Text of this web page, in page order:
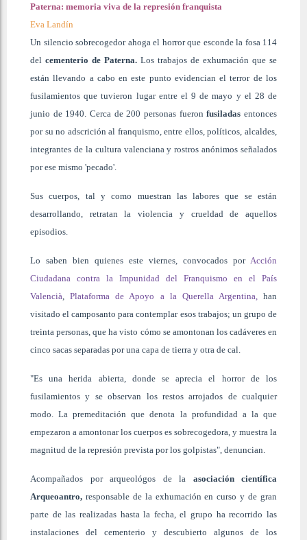
Paterna: memoria viva de la represión franquista
Eva Landín
Un silencio sobrecogedor ahoga el horror que esconde la fosa 114
del cementerio de Paterna. Los trabajos de exhumación que se
están llevando a cabo en este punto evidencian el terror de los
fusilamientos que tuvieron lugar entre el 9 de mayo y el 28 de
junio de 1940. Cerca de 200 personas fueron fusiladas entonces
por su no adscrición al franquismo, entre ellos, políticos, alcaldes,
integrantes de la cultura valenciana y rostros anónimos señalados
por ese mismo 'pecado'.
Sus cuerpos, tal y como muestran las labores que se están
desarrollando, retratan la violencia y crueldad de aquellos
episodios.
Lo saben bien quienes este viernes, convocados porAcción
Ciudadana contra la Impunidad del Franquismo en el País
Valencià ,Plataforma de Apoyo a la Querella Argentina,
han
visitado el camposanto para contemplar esos trabajos; un grupo de
treinta personas, que ha visto cómo se amontonan los cadáveres en
cinco sacas separadas por una capa de tierra y otra de cal.
"Es una herida abierta, donde se aprecia el horror de los
fusilamientos y se observan los restos arrojados de cualquier
modo. La premeditación que denota la profundidad a la que
empezaron a amontonar los cuerpos es sobrecogedora, y muestra la
magnitud de la represión prevista por los golpistas", denuncian.
Acompañados por arqueológos de la asociación científica
Arqueoantro, responsable de la exhumación en curso y de gran
parte de las realizadas hasta la fecha, el grupo ha recorrido las
instalaciones del cementerio y descubierto algunos de los